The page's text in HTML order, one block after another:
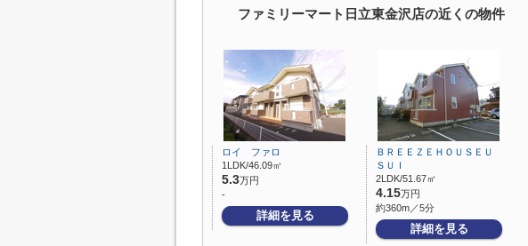
ファミリーマート日立東金沢店の近くの物件
ロイ ファロ
1LDK/46.09㎡
5.3万円
-
詳細を見る
ＢＲＥＥＺＥＨＯＵＳＥＵ
ＳＵＩ
2LDK/51.67㎡
4.15万円
約360m／5分
詳細を見る